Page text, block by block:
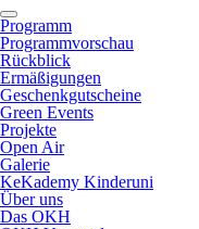
Programm
Programmvorschau
Rückblick
Ermäßigungen
Geschenkgutscheine
Green Events
Projekte
Open Air
Galerie
KeKademy Kinderuni
Über uns
Das OKH